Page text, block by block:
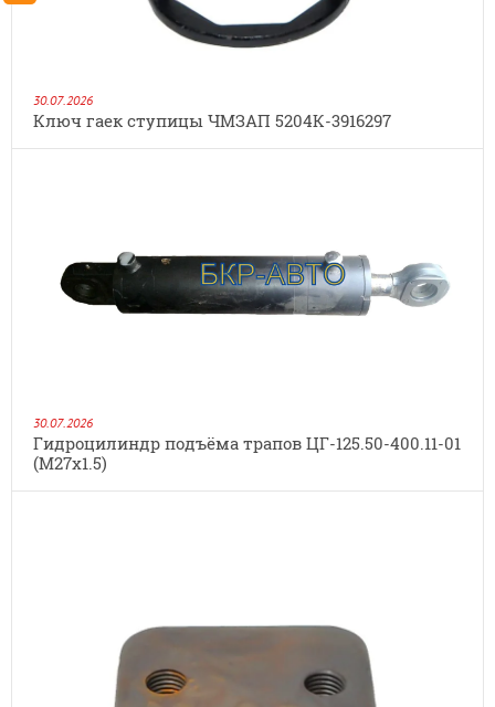
30.07.2026
Ключ гаек ступицы ЧМЗАП 5204К-3916297
30.07.2026
Гидроцилиндр подъёма трапов ЦГ-125.50-400.11-01
(М27х1.5)